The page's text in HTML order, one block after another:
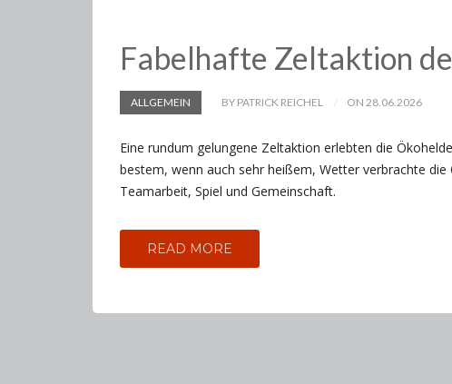
Fabelhafte Zeltaktion
ALLGEMEIN BY PATRICK REICHEL ON 28.06.2026
Eine rundum gelungene Zeltaktion erlebten die
bestem, wenn auch sehr heißem, Wetter verbrachte
Teamarbeit, Spiel und Gemeinschaft.
READ MORE